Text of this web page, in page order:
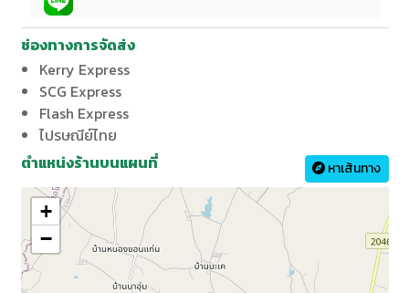
ช่องทางการจัดส่ง
Kerry Express
SCG Express
Flash Express
ไปรษณีย์ไทย
ตำแหน่งร้านบนแผนที่ หาเส้นทาง
+
−